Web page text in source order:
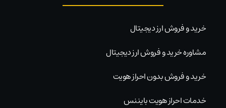
خرید و فروش ارز دیجیتال
مشاوره خرید و فروش ارز دیجیتال
خرید و فروش بدون احراز هویت
خدمات احراز هویت بایننس